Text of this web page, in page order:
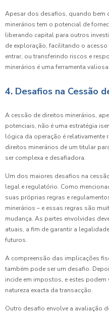
Apesar dos desafios, quando bem
minerários tem o potencial de
liberando capital para outros
de exploração, facilitando o
entrar, ou transferindo riscos e
minerários é uma ferramenta
4. Desafios na Cessão
A cessão de direitos minerários,
potenciais, não é uma estratégia
lógica da operação é relativamente
direitos minerários de um titular
ser complexa e desafiadora.
Um dos maiores desafios na
legal e regulatório. Como
suas próprias regras e
minerários – e essas regras são
mudança. As partes envolvidas
atuais, a fim de garantir a
futuros.
A compreensão das implicações
também pode ser um desafio.
incide em impostos, e estes
natureza exacta da transacção.
Outro desafio envolve a avaliação